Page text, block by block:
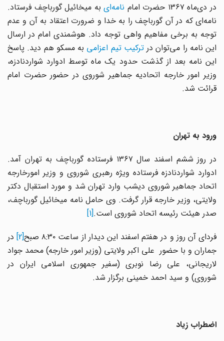
در دی‌ماه ۱۳۶۷ حضرت امام نامه‌ای‌به میخائیل گورباچف فرستاد.
نامه‌ای که در آن گورباچف را به خدا و ضرورت اعتقاد به آن و عدم
توجه به برخی مفاهیم واهی توجه داد. هوشمندی امام در ارسال
این نامه را می‌توان درترکیب تیم اعزامیبه مسکو هم دید. پاسخ
این نامه بعد از گذشت حدود یک ماه توسط ادوارد شواردنادزه،
وزیر امور خارجه اتحادیه جماهیر شوروی در حضور حضرت امام
قرائت شد.
ورود به تهران
در روز ششم اسفند سال ۱۳۶۷ فرستاده گورباچف به تهران آمد.
ادوارد شواردنادزه فرستاده ویژه رهبری شوروی و وزیر امورخارجه
اتحاد جماهیر شوروى دیشب وارد تهران شد و مورد استقبال دکتر
ولایتى، وزیر خارجه قرار گرفت. وی حامل نامه میخائیل گورباچف،
صدر هیئت رئیسه اتحاد شوروی است.[1]
فردای آن روز و در هفتم اسفند این دیدار از ساعت ۸:۳۰ صبح
[2] در
جماران و با حضور علی اکبر ولایتی (وزیر امور خارجه) محمد جواد
لاریجانی، علی رضا نوبری (سفیر جمهوری اسلامی ایران در
شوروی) و سید احمد خمینی برگزار شد.
اضطراب زیاد